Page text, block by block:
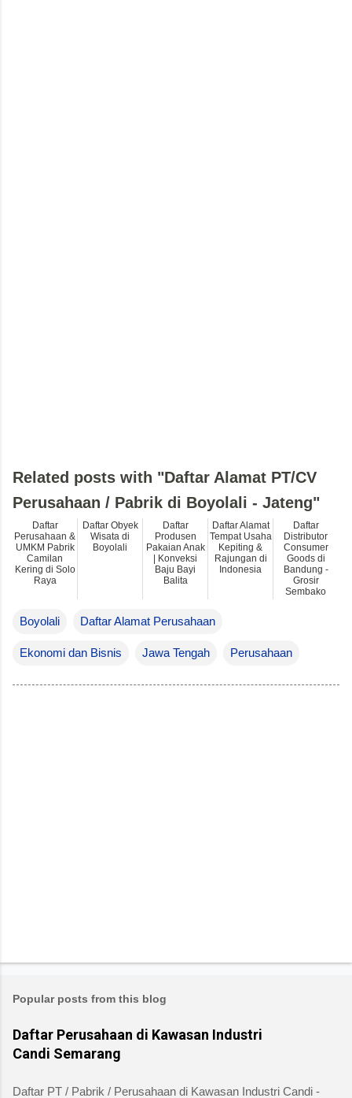
Boyolali Daftar Alamat Perusahaan
Ekonomi dan Bisnis Jawa Tengah Perusahaan
Related posts with "Daftar Alamat PT/CV
Perusahaan / Pabrik di Boyolali - Jateng"
Daftar
Perusahaan &
UMKM Pabrik
Camilan
Kering di Solo
Raya
Daftar Obyek
Wisata di
Boyolali
Daftar
Produsen
Pakaian Anak
| Konveksi
Baju Bayi
Balita
Daftar Alamat
Tempat Usaha
Kepiting &
Rajungan di
Indonesia
Daftar
Distributor
Consumer
Goods di
Bandung -
Grosir
Sembako
Popular posts from this blog
Daftar Perusahaan di Kawasan Industri
Candi Semarang
Daftar PT / Pabrik / Perusahaan di Kawasan Industri Candi -